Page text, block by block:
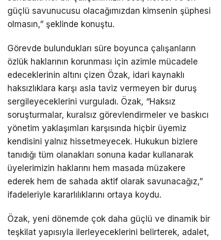
güçlü savunucusu olacağımızdan kimsenin şüphesi
olmasın,” şeklinde konuştu.
Görevde bulundukları süre boyunca çalışanların
özlük haklarının korunması için azimle mücadele
edeceklerinin altını çizen Özak, idari kaynaklı
haksızlıklara karşı asla taviz vermeyen bir duruş
sergileyeceklerini vurguladı. Özak, “Haksız
soruşturmalar, kuralsız görevlendirmeler ve baskıcı
yönetim yaklaşımları karşısında hiçbir üyemiz
kendisini yalnız hissetmeyecek. Hukukun bizlere
tanıdığı tüm olanakları sonuna kadar kullanarak
üyelerimizin haklarını hem masada müzakere
ederek hem de sahada aktif olarak savunacağız,”
ifadeleriyle kararlılıklarını ortaya koydu.
Özak, yeni dönemde çok daha güçlü ve dinamik bir
teşkilat yapısıyla ilerleyeceklerini belirterek, adalet,